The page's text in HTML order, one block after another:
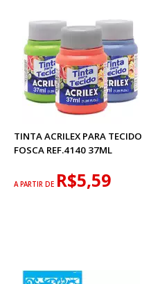
TINTA ACRILEX PARA TECIDO
FOSCA REF.4140 37ML
A PARTIR DE R$5,59